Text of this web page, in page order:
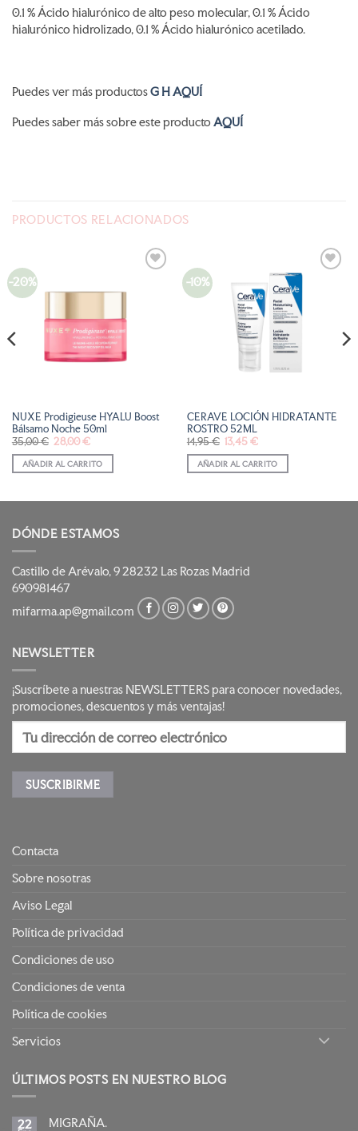
0.1 % Ácido hialurónico de alto peso molecular, 0.1 % Ácido
hialurónico hidrolizado, 0.1 % Ácido hialurónico acetilado.
Puedes ver más productosG H AQUÍ
Puedes saber más sobre este producto AQUÍ
PRODUCTOS RELACIONADOS
-20%
DESEOS
NUXE Prodigieuse HYALU Boost
Bálsamo Noche 50ml
35,00€ El
precio
original
era:
35,00 €.
28,00€El
actual
es:
28,00 €.
AÑADIR AL CARRITO
-10%
CERAVE LOCIÓN HIDRATANTE
ROSTRO 52ML
14,95€ El
precio
original
era:
14,95 €.
13,45€El
actual
es:
13,45 €.
AÑADIR AL CARRITO
DÓNDE ESTAMOS
Castillo de Arévalo, 9 28232 Las Rozas Madrid
690981467
mifarma.ap@gmail.com
NEWSLETTER
¡Suscríbete a nuestras NEWSLETTERS para conocer novedades,
promociones, descuentos y más ventajas!
Contacta
Sobre nosotras
Aviso Legal
Política de privacidad
Condiciones de uso
Condiciones de venta
Política de cookies
Servicios
ÚLTIMOS POSTS EN NUESTRO BLOG
22 MIGRAÑA.